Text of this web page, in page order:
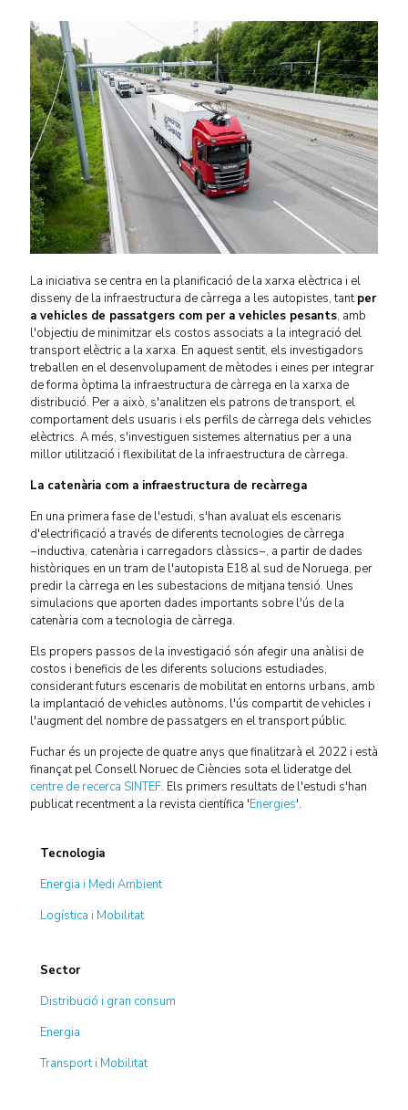
La iniciativa se centra en la planificació de la xarxa elèctrica i el
disseny de la infraestructura de càrrega a les autopistes, tantper
a vehicles de passatgers com per a vehicles pesants, amb
l'objectiu de minimitzar els costos associats a la integració del
transport elèctric a la xarxa. En aquest sentit, els investigadors
treballen en el desenvolupament de mètodes i eines per integrar
de forma òptima la infraestructura de càrrega en la xarxa de
distribució. Per a això, s'analitzen els patrons de transport, el
comportament dels usuaris i els perfils de càrrega dels vehicles
elèctrics. A més, s'investiguen sistemes alternatius per a una
millor utilització i flexibilitat de la infraestructura de càrrega.
La catenària com a infraestructura de recàrrega
En una primera fase de l'estudi, s'han avaluat els escenaris
d'electrificació a través de diferents tecnologies de càrrega
−inductiva, catenària i carregadors clàssics−, a partir de dades
històriques en un tram de l'autopista E18 al sud de Noruega, per
predir la càrrega en les subestacions de mitjana tensió. Unes
simulacions que aporten dades importants sobre l'ús de la
catenària com a tecnologia de càrrega.
Els propers passos de la investigació són afegir una anàlisi de
costos i beneficis de les diferents solucions estudiades,
considerant futurs escenaris de mobilitat en entorns urbans, amb
la implantació de vehicles autònoms, l'ús compartit de vehicles i
l'augment del nombre de passatgers en el transport públic.
Fuchar és un projecte de quatre anys que finalitzarà el 2022 i està
finançat pel Consell Noruec de Ciències sota el lideratge del
centre de recerca SINTEF. Els primers resultats de l'estudi s'han
publicat recentment a la revista científica 'Energies'.
Tecnologia
Energia i Medi Ambient
Logística i Mobilitat
Sector
Distribució i gran consum
Energia
Transport i Mobilitat